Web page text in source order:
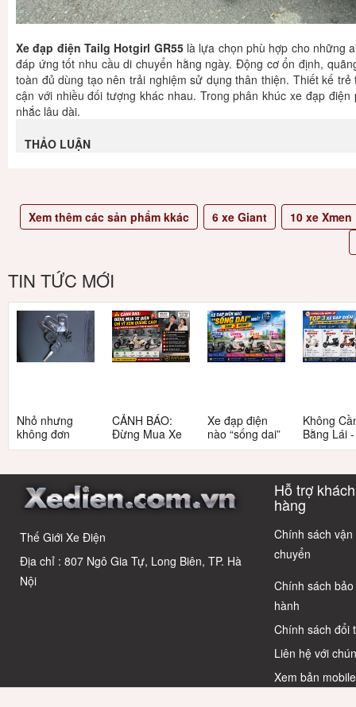
Xe đạp điện Tailg Hotgirl GR55là lựa chọn phù hợp cho những
đáp ứng tốt nhu cầu di chuyển hằng ngày. Động cơ ổn định,
toàn đủ dùng tạo nên trải nghiệm sử dụng thân thiện. Thiết kế
cận với nhiều đối tượng khác nhau. Trong phân khúc xe đạp
nhắc lâu dài.
THẢO LUẬN
Xem thêm các sản phẩm kkác 6xe Giant 10xe Xmen
TIN TỨC MỚI
Nhỏ nhưng
không đơn
giản: Sự thật
học sinh cấp 2
CẢNH BÁO:
Đừng Mua Xe
Điện Chỉ Vì
Cáo! 5 Bẫy
Quyết Chọn Xe
Chuẩn Chỉnh
Xe đạp điện
nào “sống dai”
nhất sau 5
có câu trả lời
Không
Bằng Lái
3 Xe Đạp
Cho Học
Thế Giới Xe Điện
Địa chỉ : 807 Ngô Gia Tự, Long Biên, TP. Hà
Nội
Hỗ trợ khách
hàng
Chính sách vận
chuyển
Chính sách bảo
hành
Chính sách đổi
Liên hệ với
Xem bản